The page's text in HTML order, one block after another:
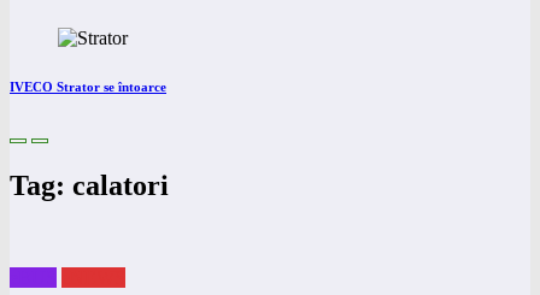
IVECO Strator se întoarce
Tag: calatori